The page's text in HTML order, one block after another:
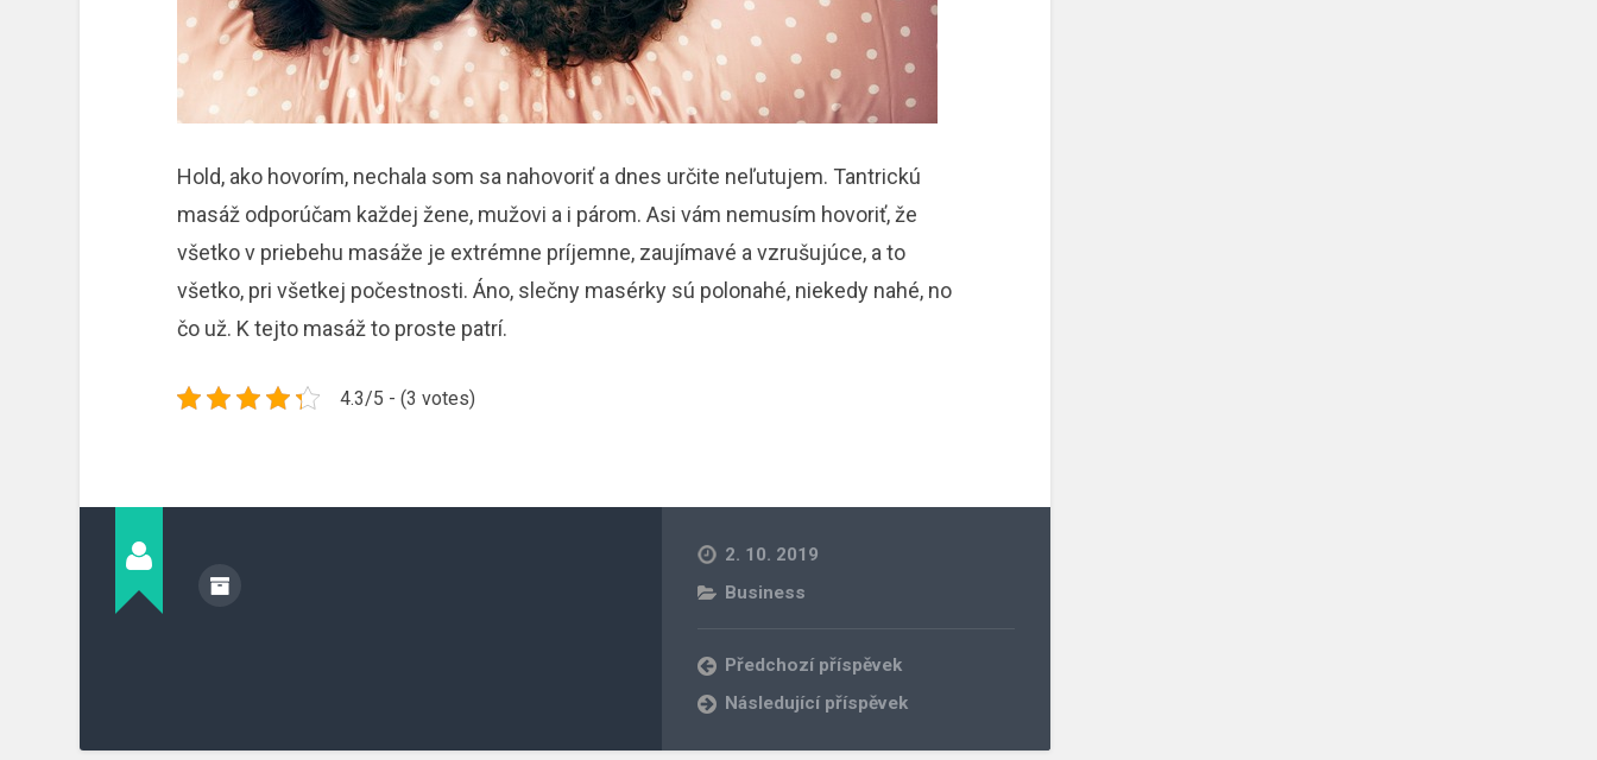
Hold, ako hovorím, nechala som sa nahovoriť a dnes určite neľutujem. Tantrickú
masáž odporúčam každej žene, mužovi a i párom. Asi vám nemusím hovoriť, že
všetko v priebehu masáže je extrémne príjemne, zaujímavé a vzrušujúce, a to
všetko, pri všetkej počestnosti. Áno, slečny masérky sú polonahé, niekedy nahé, no
čo už. K tejto masáž to proste patrí.
4.3/5 - (3 votes)
2. 10. 2019
Business
Předchozí příspěvek
Následující příspěvek